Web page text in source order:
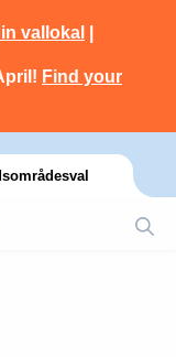
vallokal
Find your